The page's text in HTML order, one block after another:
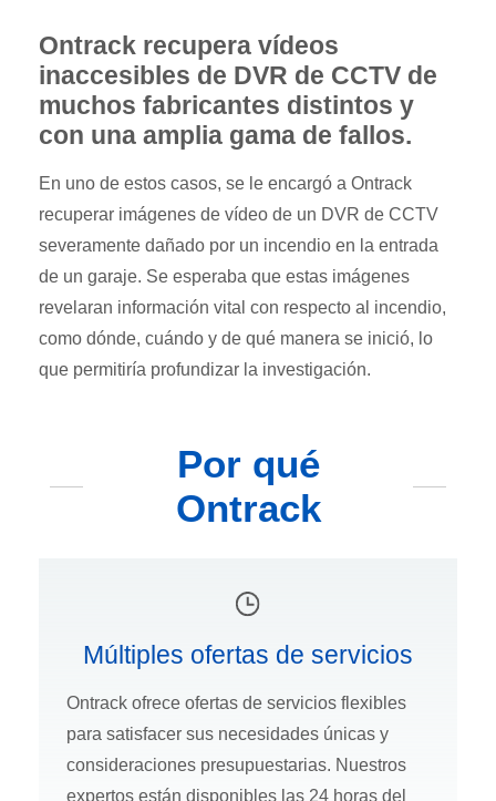
Ontrack recupera vídeos
inaccesibles de DVR de CCTV de
muchos fabricantes distintos y
con una amplia gama de fallos.
En uno de estos casos, se le encargó a Ontrack
recuperar imágenes de vídeo de un DVR de CCTV
severamente dañado por un incendio en la entrada
de un garaje. Se esperaba que estas imágenes
revelaran información vital con respecto al incendio,
como dónde, cuándo y de qué manera se inició, lo
que permitiría profundizar la investigación.
Por qué
Ontrack
Múltiples ofertas de servicios
Ontrack ofrece ofertas de servicios flexibles
para satisfacer sus necesidades únicas y
consideraciones presupuestarias. Nuestros
expertos están disponibles las 24 horas del